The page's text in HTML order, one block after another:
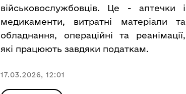
військовослужбовців. Це - аптечки і
медикаменти, витратні матеріали та
обладнання, операційні та реанімації,
які працюють завдяки податкам.
17.03.2026, 12:01